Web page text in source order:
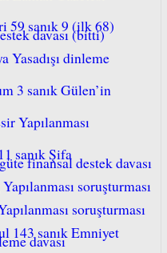
59 sanık 9 (ilk 68)
davası (bitti)
Yasadışı dinleme
3 sanık Gülen’in
Yapılanması
sanık Şifa
finansal destek davası
soruşturması
soruşturması
143 sanık Emniyet
davası